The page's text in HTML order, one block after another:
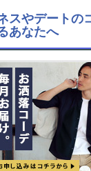
スやデートの
あなたへ